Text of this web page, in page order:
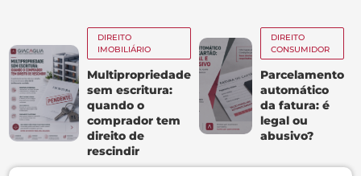
DIREITO
IMOBILIÁRIO
Multipropriedade
sem escritura:
quando o
comprador tem
direito de
rescindir
DIREITO
CONSUMIDOR
Parcelamento
automático
da fatura: é
legal ou
abusivo?